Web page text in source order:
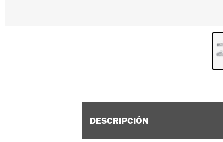
DESCRIPCIÓN